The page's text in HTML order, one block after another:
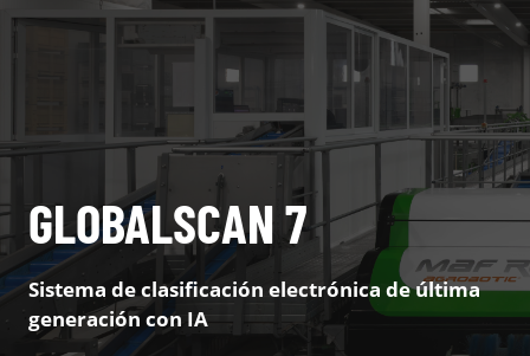
GLOBALSCAN 7
Sistema de clasificación electrónica de última
generación con IA